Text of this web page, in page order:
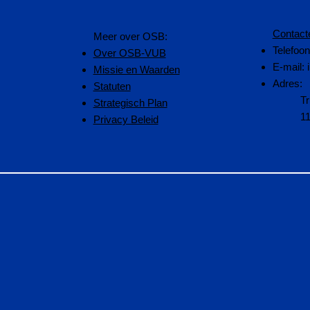
​Meer over OSB:
Over OSB-VUB
Missie en Waarden
Statuten
Strategisch Plan
Privacy Beleid
E-mail:
Adres: